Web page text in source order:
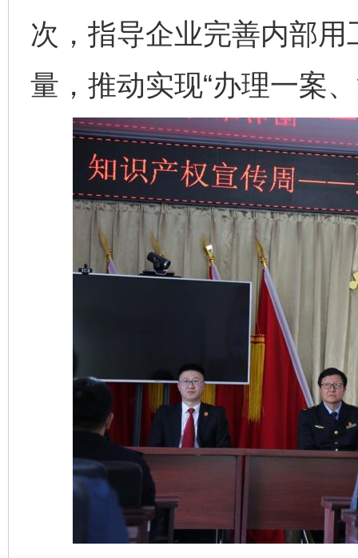
次，指导企业完善内部
量，推动实现“办理一案
完善运行机制助力责任有效落实 一纸欠